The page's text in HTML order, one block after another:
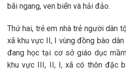
bãi ngang, ven biển và hải đảo.
Thứ hai, trẻ em nhà trẻ người dân
xã khu vực II, I vùng đồng bào
đang học tại cơ sở giáo dục
khu vực III, II, I, xã có thôn đặc